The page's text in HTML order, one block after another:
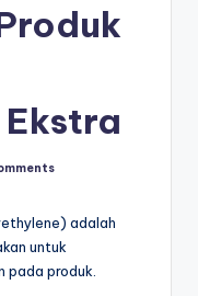
adalah
untuk
pada produk.